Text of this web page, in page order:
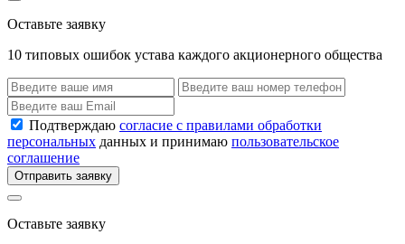
Оставьте заявку
10 типовых ошибок устава каждого акционерного общества
Подтверждаю согласие с правилами обработки
персональных данных и принимаю пользовательское
соглашение
Отправить заявку
Оставьте заявку